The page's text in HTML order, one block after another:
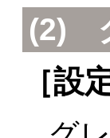
(2)
［設